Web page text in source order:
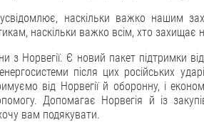
наскільки важко нашим
наскільки важко всім, хто
з Норвегії. Є новий пакет підтримки
після цих російських
від Норвегії й оборонну, і
Допомагає Норвегія й із
вам подякувати.